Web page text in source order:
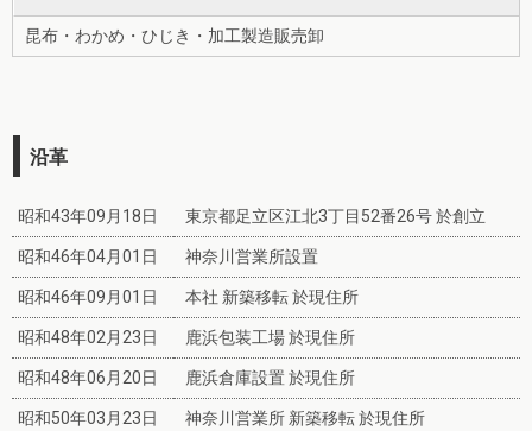
昆布・わかめ・ひじき・加工製造販売卸
沿革
昭和43年09月18日 東京都足立区江北3丁目52番26号 於創立
昭和46年04月01日 神奈川営業所設置
昭和46年09月01日 本社 新築移転 於現住所
昭和48年02月23日 鹿浜包装工場 於現住所
昭和48年06月20日 鹿浜倉庫設置 於現住所
昭和50年03月23日 神奈川営業所 新築移転 於現住所